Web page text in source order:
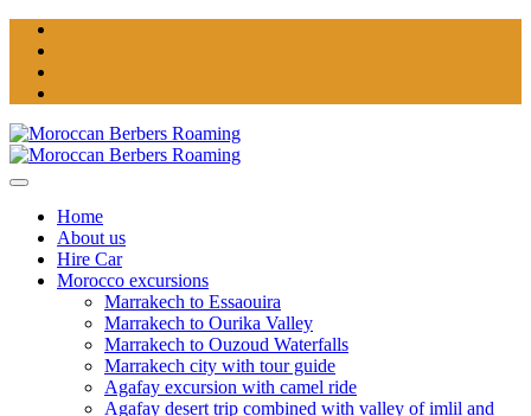
Home
About us
Hire Car
Morocco excursions
Marrakech to Essaouira
Marrakech to Ourika Valley
Marrakech to Ouzoud Waterfalls
Marrakech city with tour guide
Agafay excursion with camel ride
Agafay desert trip combined with valley of imlil and